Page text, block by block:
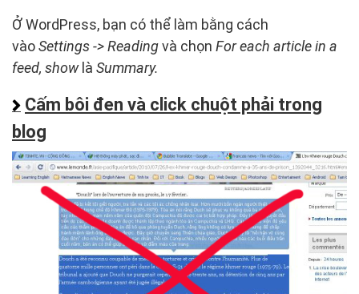
Ở WordPress, bạn có thể làm bằng cách
vàoSettings -> Readingvà chọn For each article in a
feed, showlà Summary.
Cấm bôi đen và click chuột phải trong
blog